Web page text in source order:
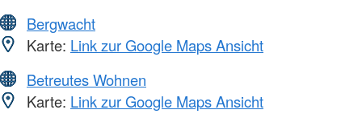
Bergwacht
Karte: Link zur Google Maps Ansicht
Betreutes Wohnen
Karte: Link zur Google Maps Ansicht